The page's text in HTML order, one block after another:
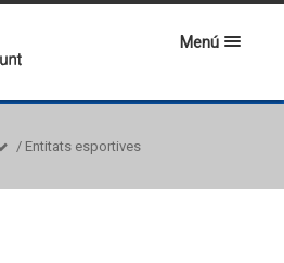
Menú
/ Entitats esportives